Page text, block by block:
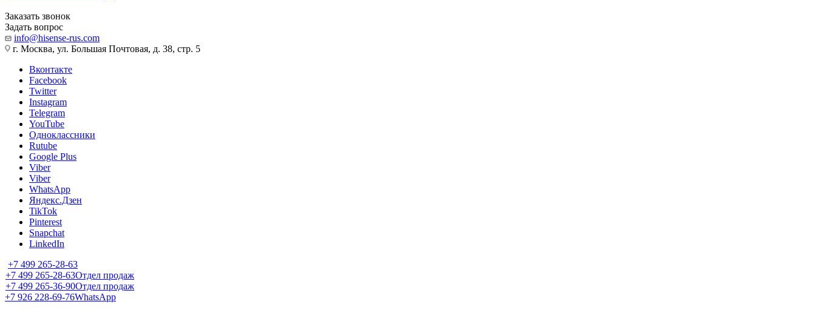
Заказать звонок
Задать вопрос
info@hisense-rus.com
г. Москва, ул. Большая Почтовая, д. 38, стр. 5
Вконтакте
Facebook
Twitter
Instagram
Telegram
YouTube
Одноклассники
Rutube
Google Plus
Viber
Viber
WhatsApp
Яндекс.Дзен
TikTok
Pinterest
Snapchat
LinkedIn
+7 499 265-28-63
+7 499 265-28-63Отдел продаж
+7 499 265-36-90Отдел продаж
+7 926 228-69-76WhatsApp